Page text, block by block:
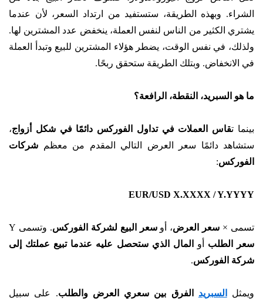
الشراء. وبهذه الطريقة، ستستفيد من ارتداد السعر، لأن عندما
يشتري الكثير من الناس لنفس العملة، ينخفض عدد المشترين لها.
ولذلك، في نفس الوقت، يضطر هؤلاء المشترين للبيع وتبدأ العملة
في الانخفاض. وبتلك الطريقة ستحقق ربحًا.
ما هو السبريد، النقطة، الرافعة؟
بينما تقاس العملات في تداول الفوركس دائمًا في شكل أزواج،
ستشاهد دائمًا سعر العرض التالي المقدم من معظم شركات
الفوركس:
EUR/USD X.XXXX / Y.YYYY
تسمى × سعر العرض، أوسعر البيع لشركة الفوركس. وتسمى Y
سعر الطلب أو
المال الذي ستحصل عليه عندما تبيع عملتك إلى
شركة الفوركس.
ويمثل السبريد الفرق بين سعري العرض والطلب. على سبيل